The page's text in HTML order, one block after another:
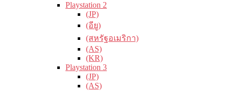
Playstation 2
(JP)
(อียู)
(สหรัฐอเมริกา)
(AS)
(KR)
Playstation 3
(JP)
(AS)